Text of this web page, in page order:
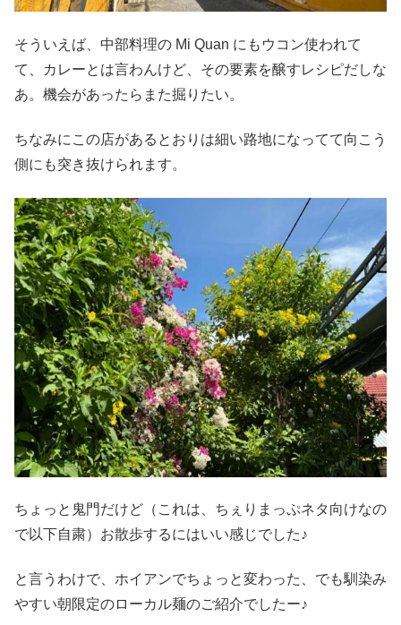
そういえば、中部料理の Mi Quan にもウコン使われて
て、カレーとは言わんけど、その要素を醸すレシピだしな
あ。機会があったらまた掘りたい。
ちなみにこの店があるとおりは細い路地になってて向こう
側にも突き抜けられます。
ちょっと鬼門だけど（これは、ちぇりまっぷネタ向けなの
で以下自粛）お散歩するにはいい感じでした♪
と言うわけで、ホイアンでちょっと変わった、でも馴染み
やすい朝限定のローカル麺のご紹介でしたー♪